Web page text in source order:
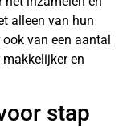
alleen van hun
van een aantal
en
stap